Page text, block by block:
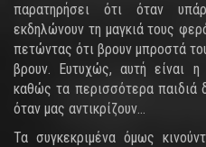
παρατηρήσει ότι όταν
εκδηλώνουν τη μαγκιά τους
πετώντας ότι βρουν μπροστά
βρουν. Ευτυχώς, αυτή είναι
καθώς τα περισσότερα παιδιά
όταν μας αντικρίζουν…
Τα συγκεκριμένα όμως